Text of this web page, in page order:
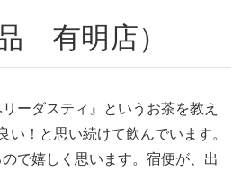
有明店）
ーダスティ』というお茶を教え
！と思い続けて飲んでいます。
で嬉しく思います。宿便が、出